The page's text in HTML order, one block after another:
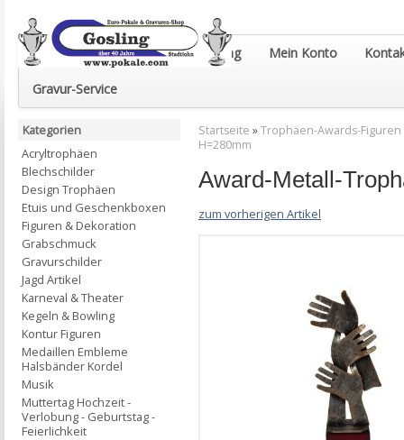
Euro-Pokale & Gravur-Shop Gosling Mein Konto
Gravur-Service
Startseite »Trophäen-Awards-Figuren
H=280mm
Award-Metall-
zum vorherigen Artikel
Kategorien
Acryltrophäen
Blechschilder
Design Trophäen
Etuis und Geschenkboxen
Figuren & Dekoration
Grabschmuck
Gravurschilder
Jagd Artikel
Karneval & Theater
Kegeln & Bowling
Kontur Figuren
Medaillen Embleme
Halsbänder Kordel
Musik
Muttertag Hochzeit -
Verlobung - Geburtstag -
Feierlichkeit